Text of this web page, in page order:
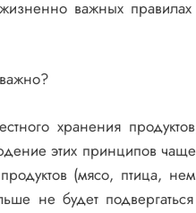
важных правилах
хранения
этих принципов
(мясо, птица,
не будет